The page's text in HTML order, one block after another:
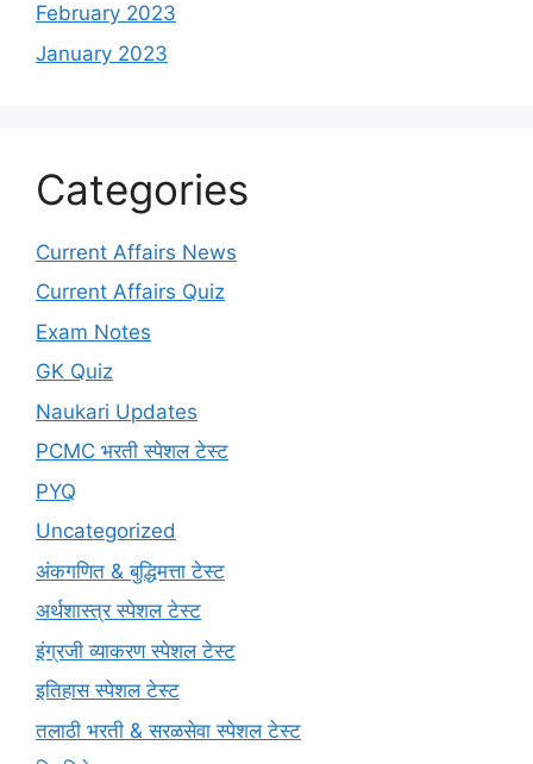
February 2023
January 2023
Categories
Current Affairs News
Current Affairs Quiz
Exam Notes
GK Quiz
Naukari Updates
PCMC भरती स्पेशल टेस्ट
PYQ
Uncategorized
अंकगणित & बुद्धिमत्ता टेस्ट
अर्थशास्त्र स्पेशल टेस्ट
इंग्रजी व्याकरण स्पेशल टेस्ट
इतिहास स्पेशल टेस्ट
तलाठी भरती & सरळसेवा स्पेशल टेस्ट